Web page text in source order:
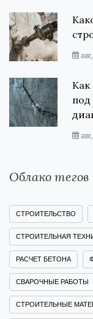
Как
Облако тегов
СТРОИТЕЛЬСТВО
СТРОИТЕЛЬНАЯ
РАСЧЕТ БЕТОНА
СВАРОЧНЫЕ РАБОТЫ
СТРОИТЕЛЬНЫЕ